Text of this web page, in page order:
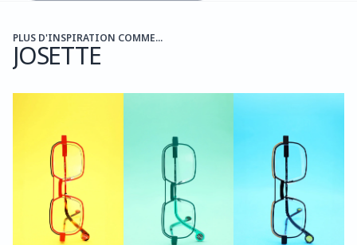
PLUS D'INSPIRATION COMME...
JOSETTE